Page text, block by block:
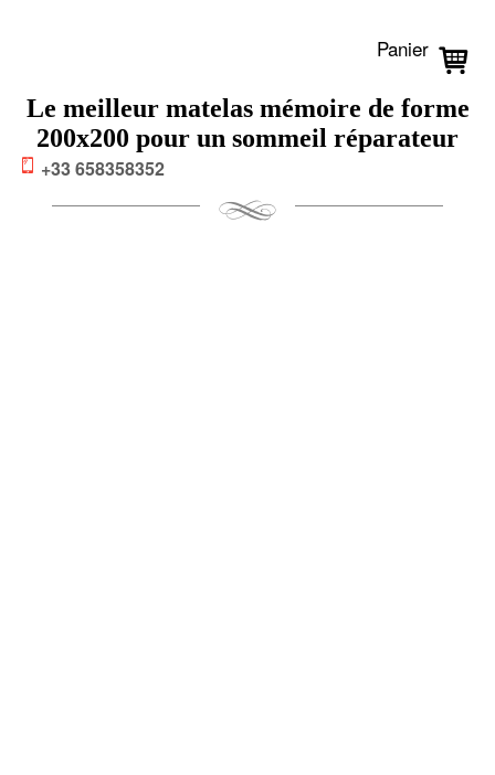
+33 658358352
Panier
Le meilleur matelas mémoire de forme
200x200 pour un sommeil réparateur